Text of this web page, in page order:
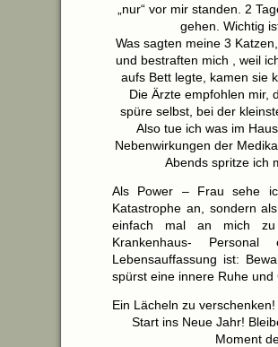
„nur“ vor mir standen. 2
gehen. Wichtig
Was sagten meine 3
und bestraften mich , weil
aufs Bett legte, kamen sie
Die Ärzte empfohlen mir,
spüre selbst, bei der
Also tue ich was im
Nebenwirkungen der
Abends spritze ich
Als Power – Frau sehe
Katastrophe an, sondern
einfach mal an mich
Krankenhaus-
Lebensauffassung ist:
spürst eine innere Ruhe und
Ein Lächeln zu
Start ins Neue Jahr!
Moment